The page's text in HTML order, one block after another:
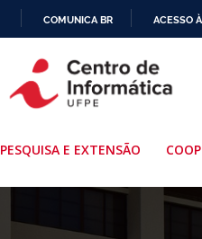
PARA
O
COMUNICA BR ACESSO
PESQUISA E EXTENSÃO